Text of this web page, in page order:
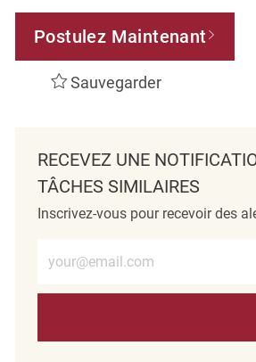
Postulez Maintenant
Sauvegarder
RECEVEZ UNE
TÂCHES SIMILAIRES
Inscrivez-vous pour recevoir des